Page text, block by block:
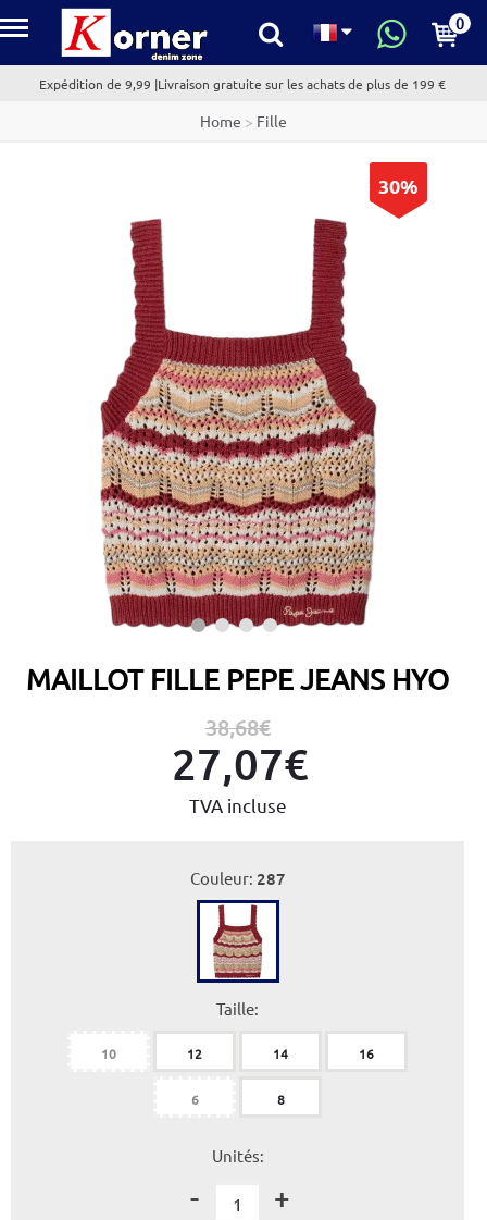
kornerdenim.com 0
Expédition de 9,99 |Livraison gratuite sur les achats de plus de 199 €
Home > Fille
30%
MAILLOT FILLE PEPE JEANS HYO
38,68€
27,07€
TVA incluse
Couleur: 287
Taille:
10 12 14 16
6 8
Unités:
- +